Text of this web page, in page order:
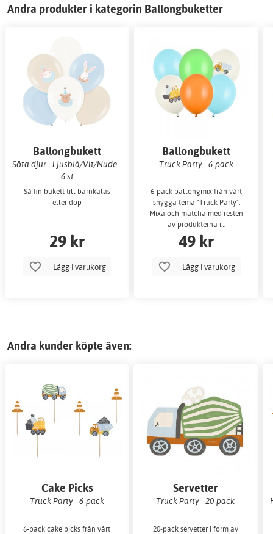
Andra produkter i kategorin Ballongbuketter
Ballongbukett
Söta djur - Ljusblå/Vit/Nude -
6 st
Så fin bukett till barnkalas
eller dop
29 kr
Lägg i varukorg
Ballongbukett
Truck Party - 6-pack
6-pack ballongmix från vårt
snygga tema "Truck Party".
Mixa och matcha med resten
av produkterna i…
49 kr
Lägg i varukorg
Andra kunder köpte även:
Cake Picks
Truck Party - 6-pack
6-pack cake picks från vårt
Servetter
Truck Party - 20-pack
20-pack servetter i form av